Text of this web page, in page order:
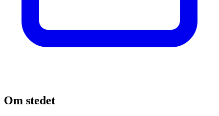
Om stedet